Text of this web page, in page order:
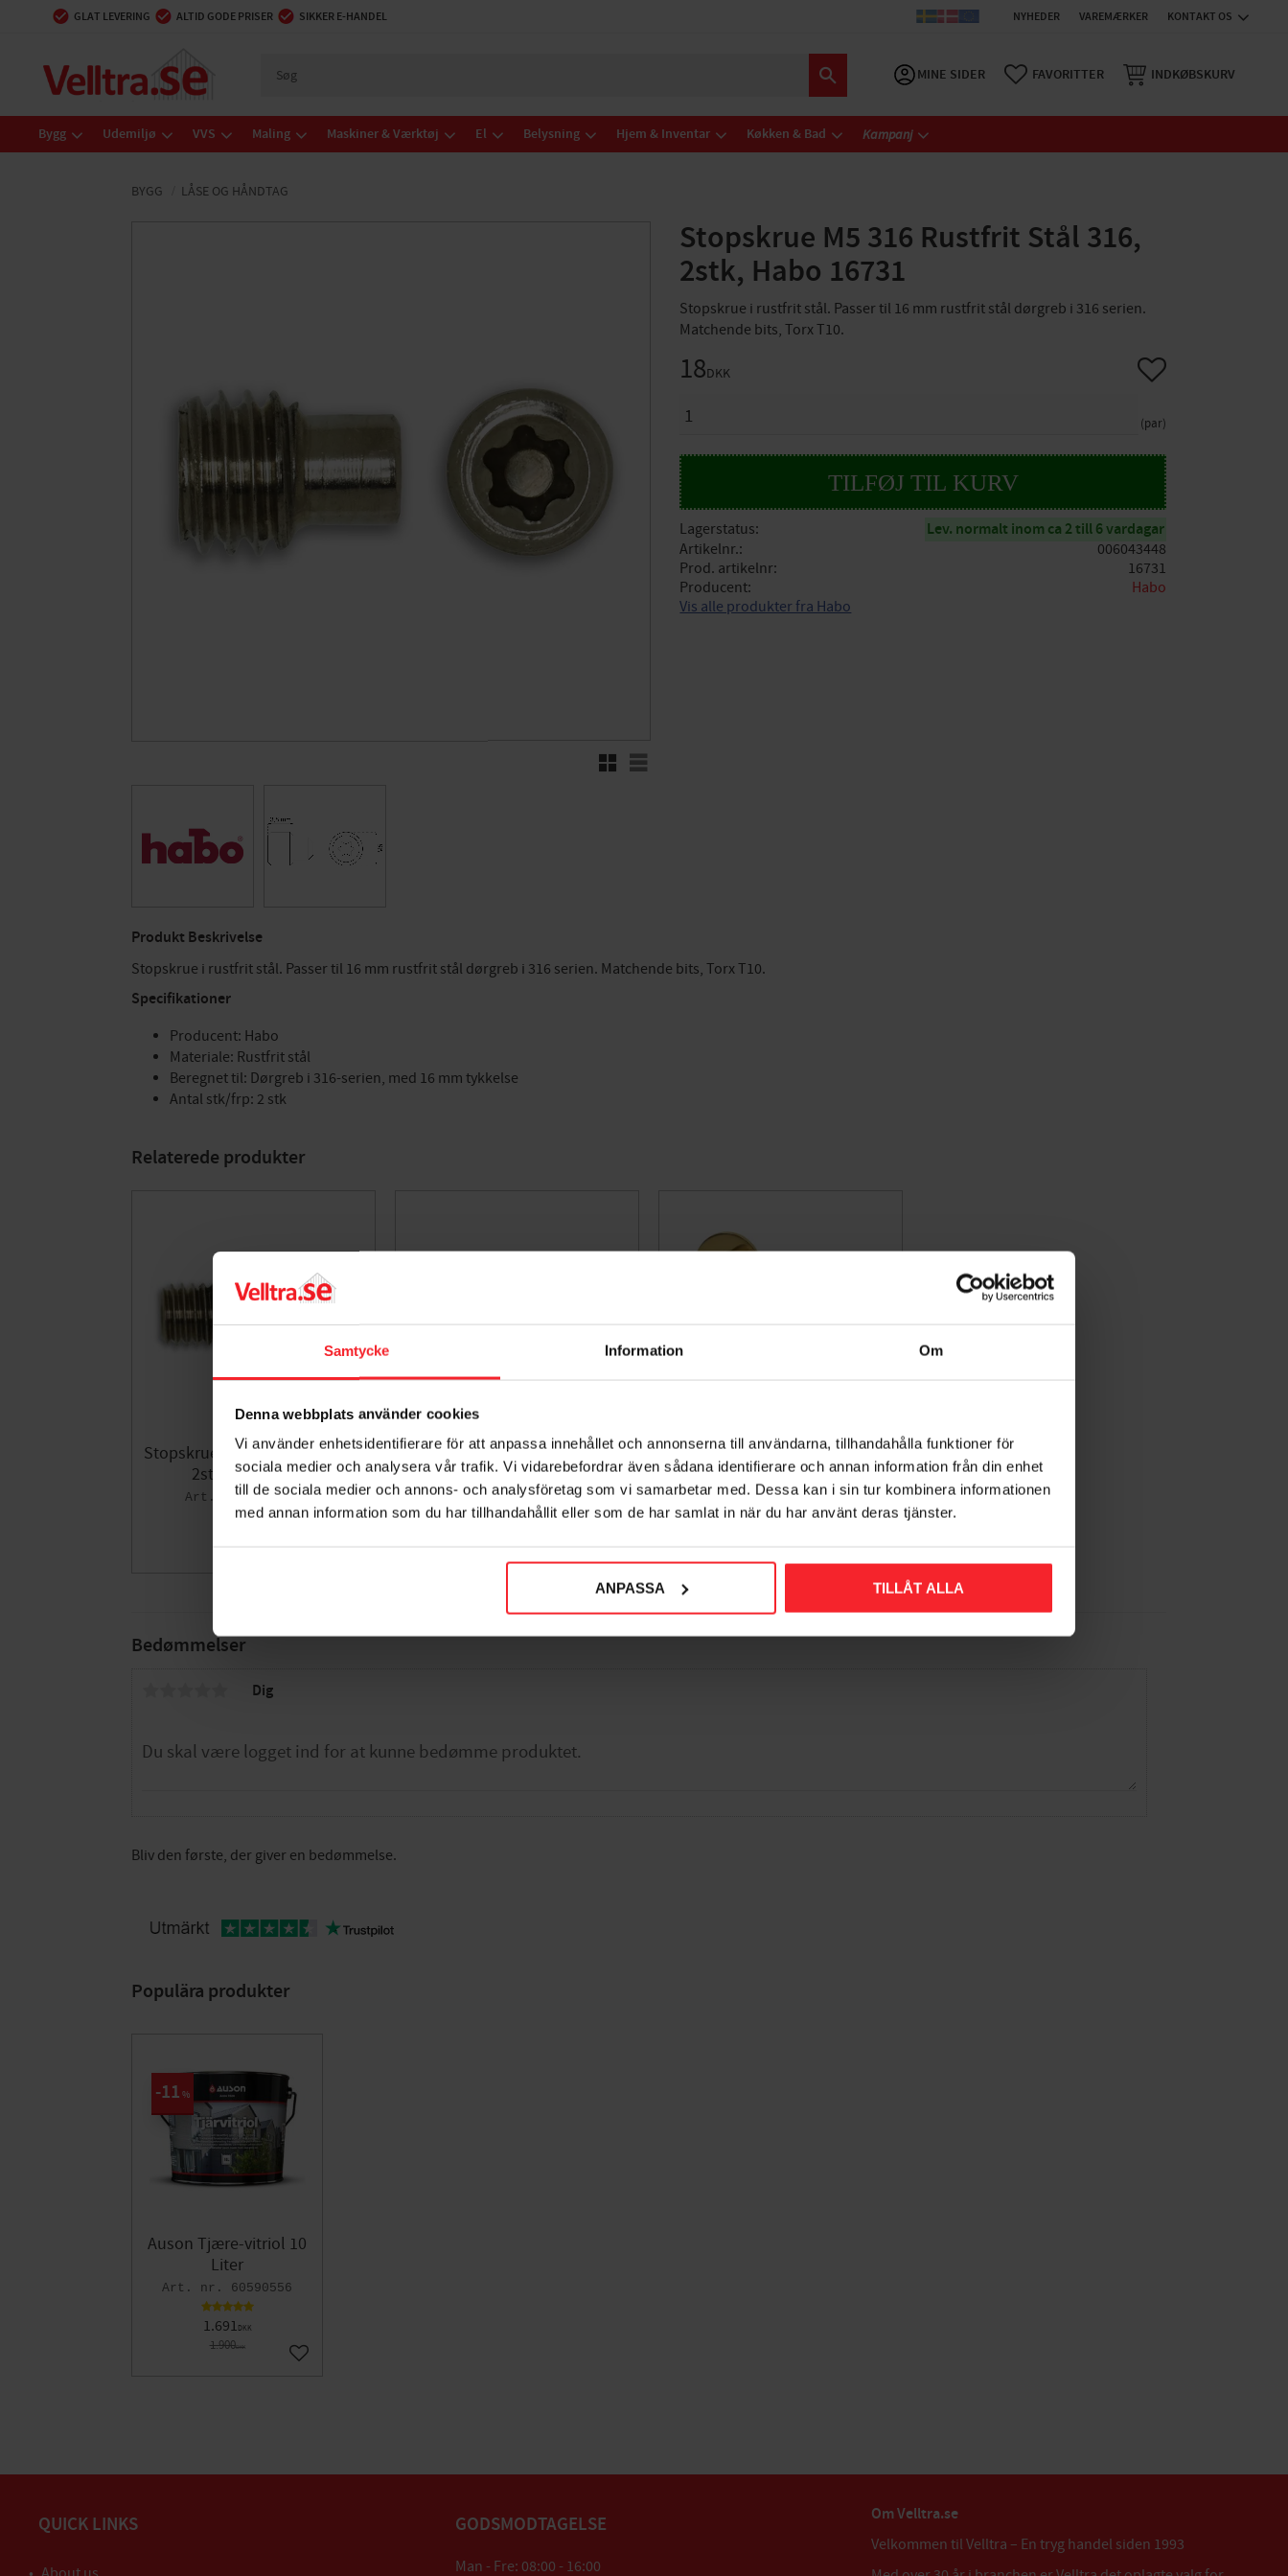
Samtycke Information Om
Denna webbplats använder cookies
Vi använder enhetsidentifierare för att anpassa innehållet och annonserna till användarna, tillhandahålla funktioner för
sociala medier och analysera vår trafik. Vi vidarebefordrar även sådana identifierare och annan information från din enhet
till de sociala medier och annons- och analysföretag som vi samarbetar med. Dessa kan i sin tur kombinera informationen
med annan information som du har tillhandahållit eller som de har samlat in när du har använt deras tjänster.
ANPASSA TILLÅT ALLA
GLAT LEVERING ALTID GODE PRISER SIKKER E-HANDEL NYHEDER VAREMÆRKER KONTAKT OS
MINE SIDER FAVORITTER INDKØBSKURV
Bygg Udemiljø VVS Maling Maskiner & Værktøj El Belysning Hjem & Inventar Køkken & Bad Kampanj
BYGG LÅSE OG HÅNDTAG
Stopskrue M5 316 Rustfrit Stål 316,
2stk, Habo 16731
Stopskrue i rustfrit stål. Passer til 16 mm rustfrit stål dørgreb i 316 serien.
Matchende bits, Torx T10.
RutenettListe
18DKK
par
Gem som favorit
Lagerstatus Lev. normalt inom ca 2 till 6 vardagar
Artikelnr.
006043448
Prod. artikelnr
16731
Producent
Habo
Vis alle produkter fra Habo
Produkt Beskrivelse
Stopskrue i rustfrit stål. Passer til 16 mm rustfrit stål dørgreb i 316 serien. Matchende bits, Torx T10.
Specifikationer
Producent: Habo
Materiale: Rustfrit stål
Beregnet til: Dørgreb i 316-serien, med 16 mm tykkelse
Antal stk/frp: 2 stk
Bedømmelser
Dig
Bliv den første, der giver en bedømmelse.
Relaterede produkter
Stopskrue M5X8mm Til 316-19
2stk, Habo 16732
006043449
20
Stopskrue M5 Rustfri, 2stk,
Habo 15361
005027666
17
Gem som favorit
Indvendigt Dørhåndtag
Wimbledon, Habo
006760440
410
Gem som favorit
Populära produkter
Auson Tjære-vitriol 10
Liter
60590556
1.691DKK
1.900DKK
11 %
Gem som favorit
QUICK LINKS GODSMODTAGELSE
Man - Fre: 08:00 - 16:00
Om Velltra.se
Velkommen til Velltra – En tryg handel siden 1993